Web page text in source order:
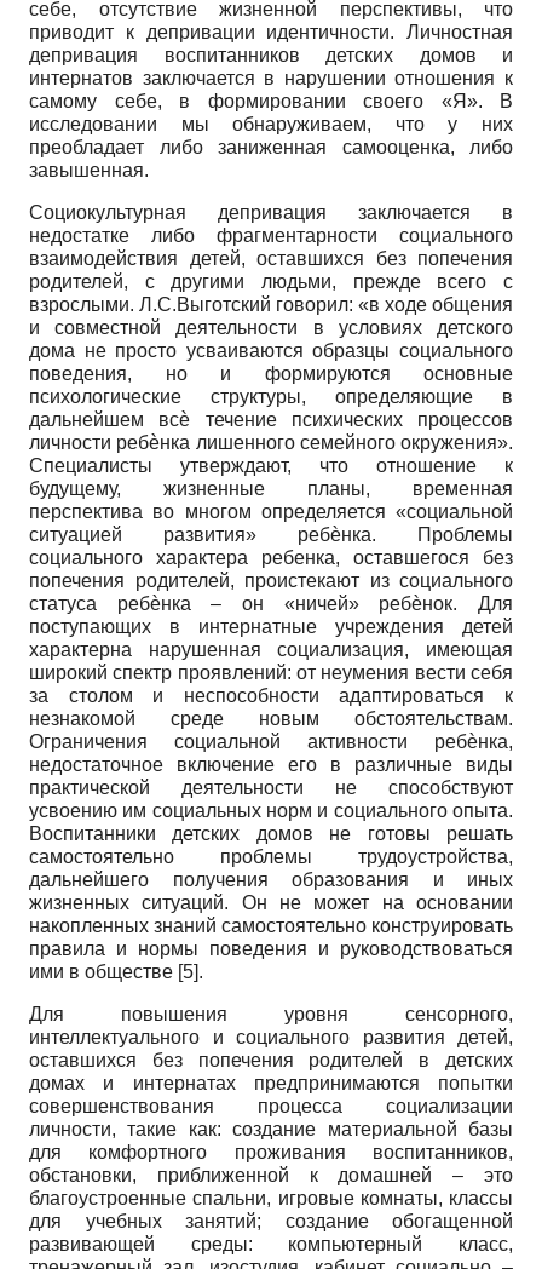
себе, отсутствие жизненной перспективы, что
приводит к депривации идентичности. Личностная
депривация воспитанников детских домов и
интернатов заключается в нарушении отношения к
самому себе, в формировании своего «Я». В
исследовании мы обнаруживаем, что у них
преобладает либо заниженная самооценка, либо
завышенная.
Социокультурная депривация заключается в
недостатке либо фрагментарности социального
взаимодействия детей, оставшихся без попечения
родителей, с другими людьми, прежде всего с
взрослыми. Л.С.Выготский говорил: «в ходе общения
и совместной деятельности в условиях детского
дома не просто усваиваются образцы социального
поведения, но и формируются основные
психологические структуры, определяющие в
дальнейшем всѐ течение психических процессов
личности ребѐнка лишенного семейного окружения».
Специалисты утверждают, что отношение к
будущему, жизненные планы, временная
перспектива во многом определяется «социальной
ситуацией развития» ребѐнка. Проблемы
социального характера ребенка, оставшегося без
попечения родителей, проистекают из социального
статуса ребѐнка – он «ничей» ребѐнок. Для
поступающих в интернатные учреждения детей
характерна нарушенная социализация, имеющая
широкий спектр проявлений: от неумения вести себя
за столом и неспособности адаптироваться к
незнакомой среде новым обстоятельствам.
Ограничения социальной активности ребѐнка,
недостаточное включение его в различные виды
практической деятельности не способствуют
усвоению им социальных норм и социального опыта.
Воспитанники детских домов не готовы решать
самостоятельно проблемы трудоустройства,
дальнейшего получения образования и иных
жизненных ситуаций. Он не может на основании
накопленных знаний самостоятельно конструировать
правила и нормы поведения и руководствоваться
ими в обществе [5].
Для повышения уровня сенсорного,
интеллектуального и социального развития детей,
оставшихся без попечения родителей в детских
домах и интернатах предпринимаются попытки
совершенствования процесса социализации
личности, такие как: создание материальной базы
для комфортного проживания воспитанников,
обстановки, приближенной к домашней – это
благоустроенные спальни, игровые комнаты, классы
для учебных занятий; создание обогащенной
развивающей среды: компьютерный класс,